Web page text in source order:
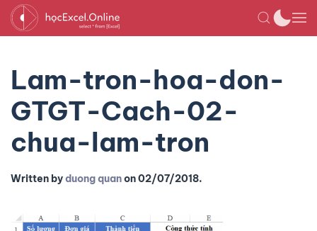
Lam-tron-hoa-don-
GTGT-Cach-02-
chua-lam-tron
Written byduong quanon02/07/2018.